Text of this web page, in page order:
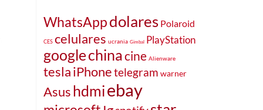
WhatsAppdolares Polaroid
CES celulares ucrania Gimbal PlayStation
googlechinacine Alienware
teslaiPhonetelegram warner
Asushdmiebay